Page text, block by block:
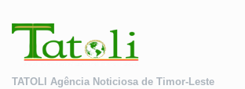
TATOLI Agência Noticiosa de Timor-Leste